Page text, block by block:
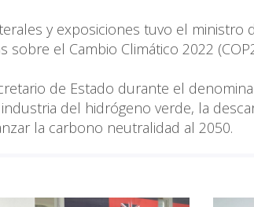
y exposiciones tuvo el ministro
sobre el Cambio Climático 2022
de Estado durante el
del hidrógeno verde, la
la carbono neutralidad al 2050.